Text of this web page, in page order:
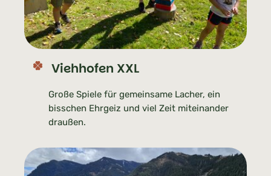
Viehhofen XXL
Große Spiele für gemeinsame Lacher, ein
bisschen Ehrgeiz und viel Zeit miteinander
draußen.